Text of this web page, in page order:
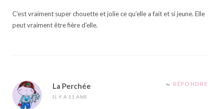
C’est vraiment super chouette et jolie ce qu’elle a fait et si jeune. Elle
peut vraiment être fière d’elle.
La Perchée
IL Y A 11 ANS
RÉPONDRE